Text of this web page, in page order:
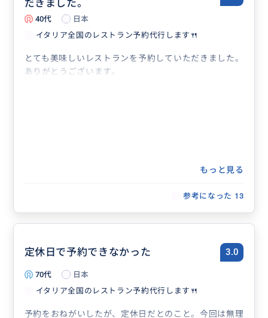
だきました。
40代
日本
イタリア全国のレストラン予約代行します🍴
とても美味しいレストランを予約していただきました。
ありがとうございます。
もっと見る
参考になった 13
定休日で予約できなかった 3.0
70代
日本
イタリア全国のレストラン予約代行します🍴
予約をおねがいしたが、定休日だとのこと。今回は無理